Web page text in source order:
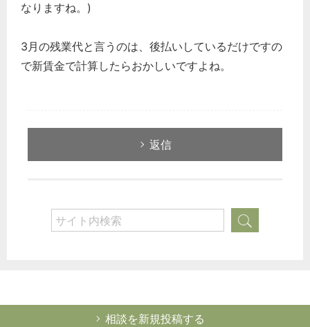
なりますね。)
3月の残業代と言うのは、後払いしているだけですの
で新賃金で計算したらおかしいですよね。
返信
相談を新規投稿する